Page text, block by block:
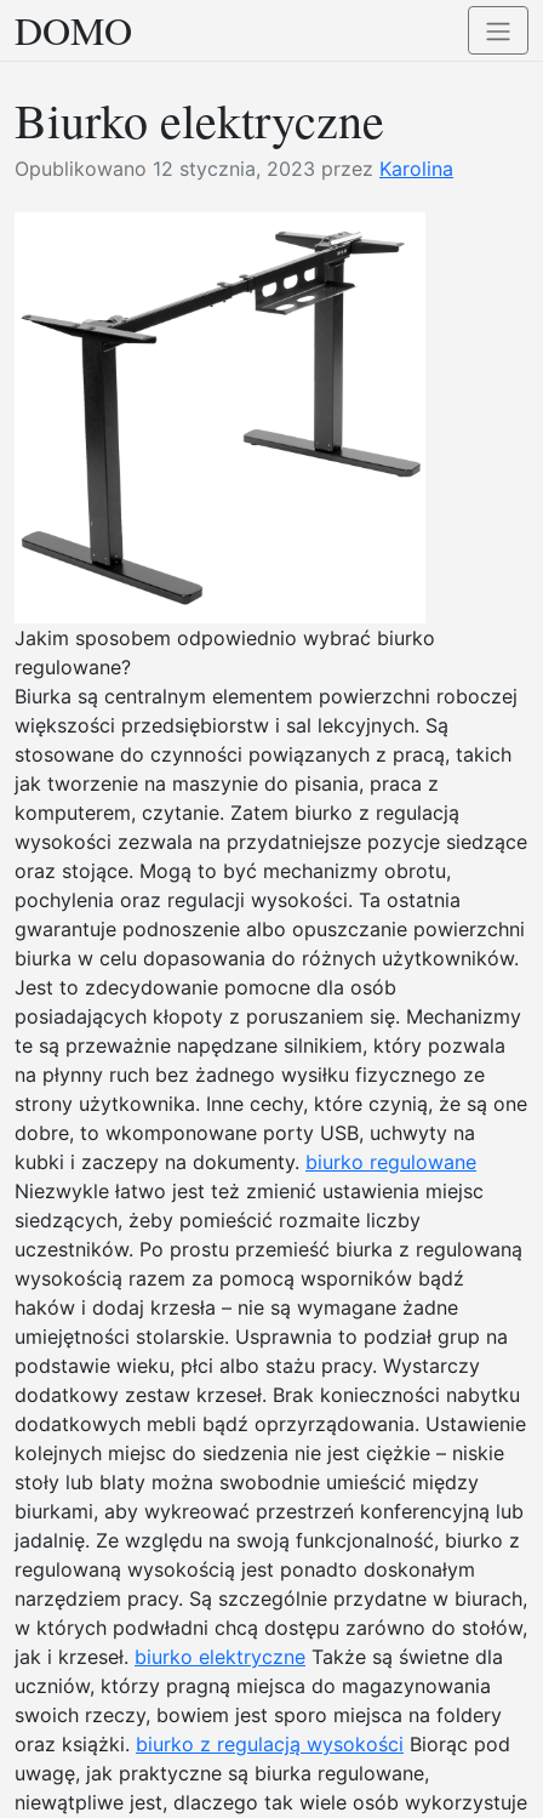
Przejdź
do
DOMO
Biurko elektryczne
Opublikowano 12 stycznia, 2023 przez Karolina
Jakim sposobem odpowiednio wybrać biurko
regulowane?
Biurka są centralnym elementem powierzchni roboczej
większości przedsiębiorstw i sal lekcyjnych. Są
stosowane do czynności powiązanych z pracą, takich
jak tworzenie na maszynie do pisania, praca z
komputerem, czytanie. Zatem biurko z regulacją
wysokości zezwala na przydatniejsze pozycje siedzące
oraz stojące. Mogą to być mechanizmy obrotu,
pochylenia oraz regulacji wysokości. Ta ostatnia
gwarantuje podnoszenie albo opuszczanie powierzchni
biurka w celu dopasowania do różnych użytkowników.
Jest to zdecydowanie pomocne dla osób
posiadających kłopoty z poruszaniem się. Mechanizmy
te są przeważnie napędzane silnikiem, który pozwala
na płynny ruch bez żadnego wysiłku fizycznego ze
strony użytkownika. Inne cechy, które czynią, że są one
dobre, to wkomponowane porty USB, uchwyty na
kubki i zaczepy na dokumenty. biurko regulowane
Niezwykle łatwo jest też zmienić ustawienia miejsc
siedzących, żeby pomieścić rozmaite liczby
uczestników. Po prostu przemieść biurka z regulowaną
wysokością razem za pomocą wsporników bądź
haków i dodaj krzesła – nie są wymagane żadne
umiejętności stolarskie. Usprawnia to podział grup na
podstawie wieku, płci albo stażu pracy. Wystarczy
dodatkowy zestaw krzeseł. Brak konieczności nabytku
dodatkowych mebli bądź oprzyrządowania. Ustawienie
kolejnych miejsc do siedzenia nie jest ciężkie – niskie
stoły lub blaty można swobodnie umieścić między
biurkami, aby wykreować przestrzeń konferencyjną lub
jadalnię. Ze względu na swoją funkcjonalność, biurko z
regulowaną wysokością jest ponadto doskonałym
narzędziem pracy. Są szczególnie przydatne w biurach,
w których podwładni chcą dostępu zarówno do stołów,
jak i krzeseł. biurko elektryczne Także są świetne dla
uczniów, którzy pragną miejsca do magazynowania
swoich rzeczy, bowiem jest sporo miejsca na foldery
oraz książki. biurko z regulacją wysokości Biorąc pod
uwagę, jak praktyczne są biurka regulowane,
niewątpliwe jest, dlaczego tak wiele osób wykorzystuje